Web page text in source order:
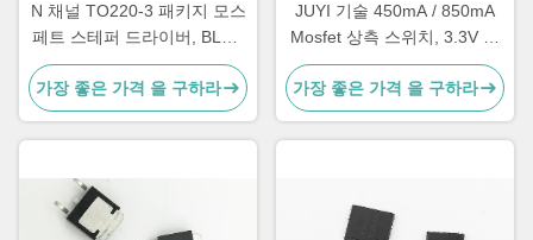
N 채널 TO220-3 패키지 모스
페트 스테퍼 드라이버, BLDC
모터 드라이버용 300W 모스
페트 전압 조절기
가장 좋은 가격 을 구하라
JUYI 기술 450mA / 850mA
Mosfet 상측 스위치, 3.3V 논
리 적합한 블디시 Mosfet 운
전
가장 좋은 가격 을 구하라